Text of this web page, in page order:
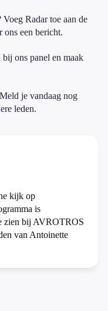
Radar toe aan de
ons een bericht.
ons panel en maak
je vandaag nog
leden.
kijk op
is
zien bij AVROTROS
van Antoinette